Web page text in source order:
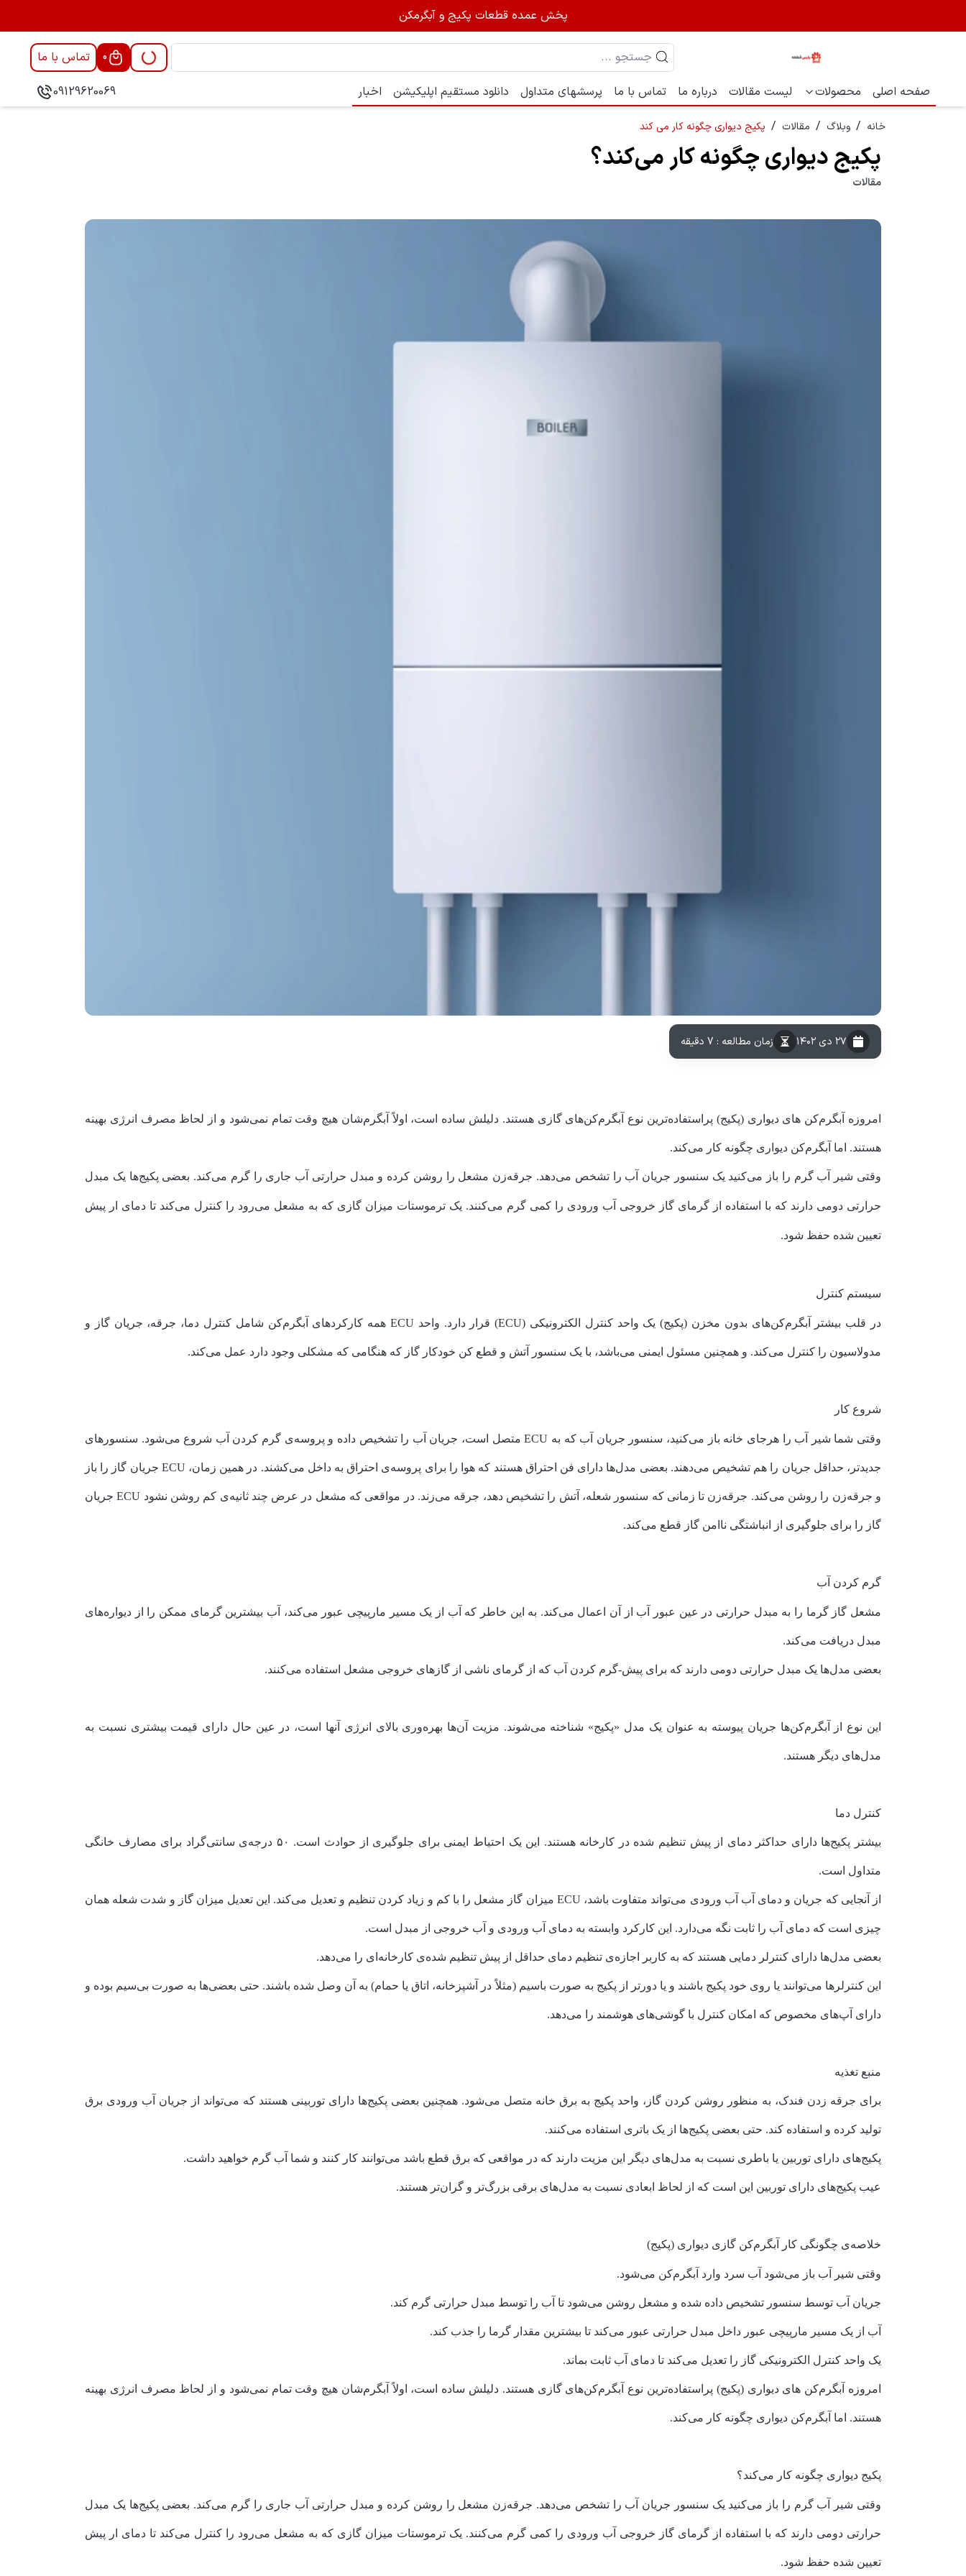
پخش عمده قطعات پکیج و آبگرمکن
0
تماس با ما
صفحه اصلی
محصولات لیست مقالات درباره ما تماس با ما پرسشهای متداول دانلود مستقیم اپلیکیشن اخبار 09129620069
خانه / وبلاگ / مقالات / پکیج دیواری چگونه کار می کند
پکیج دیواری چگونه کار می‌کند؟
مقالات
۲۷ دی ۱۴۰۲ زمان مطالعه : 7 دقیقه
امروزه آبگرم‌کن های دیواری (پکیج) پراستفاده‌ترین نوع آبگرم‌کن‌های گازی هستند. دلیلش ساده است، اولاً آبگرم‌شان هیچ وقت تمام نمی‌شود و از لحاظ مصرف انرژی بهینه
هستند. اما آبگرم‌کن دیواری چگونه کار می‌کند.
وقتی شیر آب گرم را باز می‌کنید یک سنسور جریان آب را تشخص می‌دهد. جرقه‌زن مشعل را روشن کرده و مبدل حرارتی آب جاری را گرم می‌کند. بعضی پکیج‌ها یک مبدل
حرارتی دومی دارند که با استفاده از گرمای گاز خروجی آب ورودی را کمی گرم می‌کنند. یک ترموستات میزان گازی که به مشعل می‌رود را کنترل می‌کند تا دمای ار پیش
تعیین شده حفظ شود.
سیستم کنترل
در قلب بیشتر آبگرم‌کن‌های بدون مخزن (پکیج) یک واحد کنترل الکترونیکی (ECU) قرار دارد. واحد ECU همه کارکردهای آبگرم‌کن شامل کنترل دما، جرقه، جریان گاز و
مدولاسیون را کنترل می‌کند. و همچنین مسئول ایمنی می‌باشد، با یک سنسور آتش و قطع کن خودکار گاز که هنگامی که مشکلی وجود دارد عمل می‌کند.
شروع کار
وقتی شما شیر آب را هرجای خانه باز می‌کنید، سنسور جریان آب که به ECU متصل است، جریان آب را تشخیص داده و پروسه‌ی گرم کردن آب شروع می‌شود. سنسورهای
جدیدتر، حداقل جریان را هم تشخیص می‌دهند. بعضی مدل‌ها دارای فن احتراق هستند که هوا را برای پروسه‌ی احتراق به داخل می‌کشند. در همین زمان، ECU جریان گاز را باز
و جرقه‌زن را روشن می‌کند. جرقه‌زن تا زمانی که سنسور شعله، آتش را تشخیص دهد، جرقه می‌زند. در مواقعی که مشعل در عرض چند ثانیه‌ی کم روشن نشود ECU جریان
گاز را برای جلوگیری از انباشتگی ناامن گاز قطع می‌کند.
گرم کردن آب
مشعل گاز گرما را به مبدل حرارتی در عین عبور آب از آن اعمال می‌کند. به این خاطر که آب از یک مسیر مارپیچی عبور می‌کند، آب بیشترین گرمای ممکن را از دیواره‌های
مبدل دریافت می‌کند.
بعضی مدل‌ها یک مبدل حرارتی دومی دارند که برای پیش-گرم کردن آب که از گرمای ناشی از گازهای خروجی مشعل استفاده می‌کنند.
این نوع از آبگرم‌کن‌ها جریان پیوسته به عنوان یک مدل «پکیج» شناخته می‌شوند. مزیت آن‌ها بهره‌وری بالای انرژی آنها است، در عین حال دارای قیمت بیشتری نسبت به
مدل‌های دیگر هستند.
کنترل دما
بیشتر پکیج‌ها دارای حداکثر دمای از پیش تنظیم شده در کارخانه هستند. این یک احتیاط ایمنی برای جلوگیری از حوادث است. ۵۰ درجه‌ی سانتی‌گراد برای مصارف خانگی
متداول است.
از آنجایی که جریان و دمای آب آب ورودی می‌تواند متفاوت باشد، ECU میزان گاز مشعل را با کم و زیاد کردن تنظیم و تعدیل می‌کند. این تعدیل میزان گاز و شدت شعله همان
چیزی است که دمای آب را ثابت نگه می‌دارد. این کارکرد وابسته به دمای آب ورودی و آب خروجی از مبدل است.
بعضی مدل‌ها دارای کنترلر دمایی هستند که به کاربر اجازه‌ی تنظیم دمای حداقل از پیش تنظیم شده‌ی کارخانه‌ای را می‌دهد.
این کنترلرها می‌توانند یا روی خود پکیج باشند و یا دورتر از پکیج به صورت باسیم (مثلاً در آشپزخانه، اتاق یا حمام) به آن وصل شده باشند. حتی بعضی‌ها به صورت بی‌سیم بوده و
دارای آپ‌های مخصوص که امکان کنترل با گوشی‌های هوشمند را می‌دهد.
منبع تغذیه
برای جرقه زدن فندک، به منظور روشن کردن گاز، واحد پکیج به برق خانه متصل می‌شود. همچنین بعضی پکیج‌ها دارای توربینی هستند که می‌تواند از جریان آب ورودی برق
تولید کرده و استفاده کند. حتی بعضی پکیج‌ها از یک باتری استفاده می‌کنند.
پکیج‌های دارای توربین یا باطری نسبت به مدل‌های دیگر این مزیت دارند که در مواقعی که برق قطع باشد می‌توانند کار کنند و شما آب گرم خواهید داشت.
عیب پکیج‌های دارای توربین این است که از لحاظ ابعادی نسبت به مدل‌های برقی بزرگ‌تر و گران‌تر هستند.
خلاصه‌ی چگونگی کار آبگرم‌کن گازی دیواری (پکیج)
وقتی شیر آب باز می‌شود آب سرد وارد آبگرم‌کن می‌شود.
جریان آب توسط سنسور تشخیص داده شده و مشعل روشن می‌شود تا آب را توسط مبدل حرارتی گرم کند.
آب از یک مسیر مارپیچی عبور داخل مبدل حرارتی عبور می‌کند تا بیشترین مقدار گرما را جذب کند.
یک واحد کنترل الکترونیکی گاز را تعدیل می‌کند تا دمای آب ثابت بماند.
امروزه آبگرم‌کن های دیواری (پکیج) پراستفاده‌ترین نوع آبگرم‌کن‌های گازی هستند. دلیلش ساده است، اولاً آبگرم‌شان هیچ وقت تمام نمی‌شود و از لحاظ مصرف انرژی بهینه
هستند. اما آبگرم‌کن دیواری چگونه کار می‌کند.
پکیج دیواری چگونه کار می‌کند؟
وقتی شیر آب گرم را باز می‌کنید یک سنسور جریان آب را تشخص می‌دهد. جرقه‌زن مشعل را روشن کرده و مبدل حرارتی آب جاری را گرم می‌کند. بعضی پکیج‌ها یک مبدل
حرارتی دومی دارند که با استفاده از گرمای گاز خروجی آب ورودی را کمی گرم می‌کنند. یک ترموستات میزان گازی که به مشعل می‌رود را کنترل می‌کند تا دمای ار پیش
تعیین شده حفظ شود.